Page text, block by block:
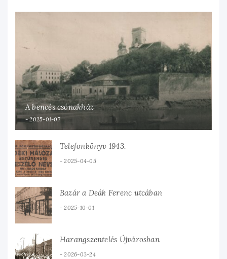
A bencés csónakház
2025-01-07
Telefonkönyv 1943.
2025-04-05
Bazár a Deák Ferenc utcában
2025-10-01
Harangszentelés Újvárosban
2026-03-24